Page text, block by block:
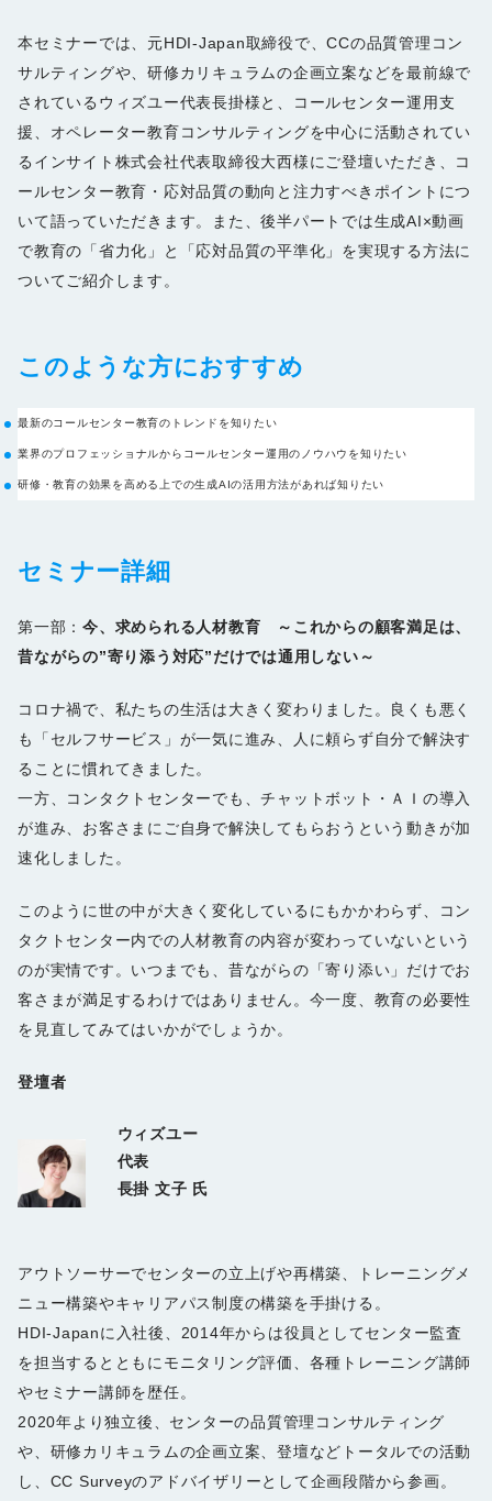
本セミナーでは、元HDI-Japan取締役で、CCの品質管理コン
サルティングや、研修カリキュラムの企画立案などを最前線で
されているウィズユー代表長掛様と、コールセンター運用支
援、オペレーター教育コンサルティングを中心に活動されてい
るインサイト株式会社代表取締役大西様にご登壇いただき、コ
ールセンター教育・応対品質の動向と注力すべきポイントにつ
いて語っていただきます。また、後半パートでは生成AI×動画
で教育の「省力化」と「応対品質の平準化」を実現する方法に
ついてご紹介します。
このような方におすすめ
最新のコールセンター教育のトレンドを知りたい
業界のプロフェッショナルからコールセンター運用のノウハウを知りたい
研修・教育の効果を高める上での生成AIの活用方法があれば知りたい
セミナー詳細
第一部： 今、求められる人材教育 ～これからの顧客満足は、
昔ながらの”寄り添う対応”だけでは通用しない～
コロナ禍で、私たちの生活は大きく変わりました。良くも悪く
も「セルフサービス」が一気に進み、人に頼らず自分で解決す
ることに慣れてきました。
一方、コンタクトセンターでも、チャットボット・ＡＩの導入
が進み、お客さまにご自身で解決してもらおうという動きが加
速化しました。
このように世の中が大きく変化しているにもかかわらず、コン
タクトセンター内での人材教育の内容が変わっていないという
のが実情です。いつまでも、昔ながらの「寄り添い」だけでお
客さまが満足するわけではありません。今一度、教育の必要性
を見直してみてはいかがでしょうか。
登壇者
ウィズユー
代表
長掛 文子 氏
アウトソーサーでセンターの立上げや再構築、トレーニングメ
ニュー構築やキャリアパス制度の構築を手掛ける。
HDI-Japanに入社後、2014年からは役員としてセンター監査
を担当するとともにモニタリング評価、各種トレーニング講師
やセミナー講師を歴任。
2020年より独立後、センターの品質管理コンサルティング
や、研修カリキュラムの企画立案、登壇などトータルでの活動
し、CC Surveyのアドバイザリーとして企画段階から参画。